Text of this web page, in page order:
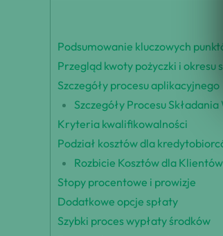
Podsumowanie kluczowych
Przegląd kwoty pożyczki i okresu
Szczegóły procesu aplikacyjnego
Szczegóły Procesu Składania
Kryteria kwalifikowalności
Podział kosztów dla
Rozbicie Kosztów dla
Stopy procentowe i prowizje
Dodatkowe opcje spłaty
Szybki proces wypłaty środków